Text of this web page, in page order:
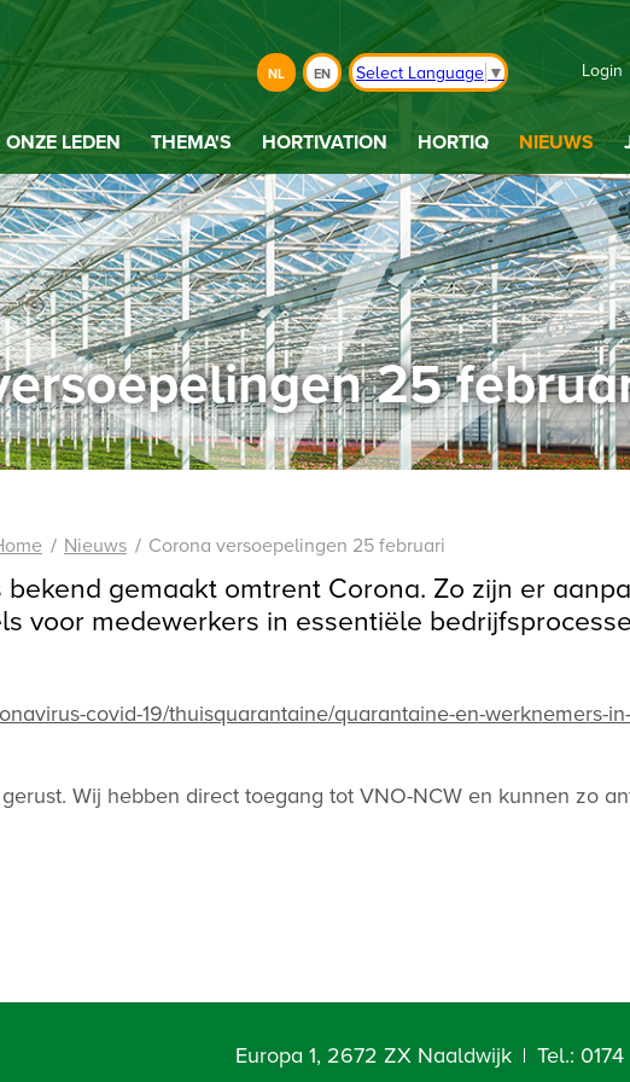
NL EN Select Language ▼ Login
ONZE LEDEN THEMA'S HORTIVATION HORTIQ NIEUWS
25
Nieuws Corona versoepelingen 25 februari
gemaakt omtrent Corona. Zo zijn er
voor medewerkers in essentiële
covid-19/thuisquarantaine/quarantaine-en-werknemers-
Wij hebben direct toegang tot VNO-NCW en kunnen zo
Europa 1, 2672 ZX Naaldwijk Tel.: